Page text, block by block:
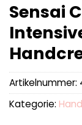
Sensai
Artikelnummer:
Kategorie: